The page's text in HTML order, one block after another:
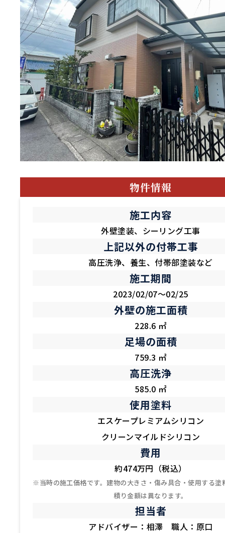
物件情報
施工内容
外壁塗装、シーリング工事
上記以外の付帯工事
高圧洗浄、養生、付帯部塗装など
施工期間
2023/02/07～02/25
外壁の施工面積
228.6 ㎡
足場の面積
759.3 ㎡
高圧洗浄
585.0 ㎡
使用塗料
エスケープレミアムシリコン
クリーンマイルドシリコン
費用
約474万円（税込）
※当時の施工価格です。建物の大きさ・傷み具合・使用する塗
積り金額は異なります。
担当者
アドバイザー：相澤 職人：原口